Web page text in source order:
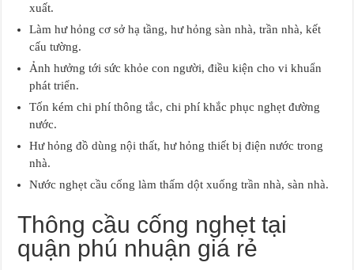
xuất.
Làm hư hỏng cơ sở hạ tầng, hư hỏng sàn nhà, trần nhà, kết
cấu tường.
Ảnh hưởng tới sức khỏe con người, điều kiện cho vi khuẩn
phát triển.
Tốn kém chi phí thông tắc, chi phí khắc phục nghẹt đường
nước.
Hư hỏng đồ dùng nội thất, hư hỏng thiết bị điện nước trong
nhà.
Nước nghẹt cầu cống làm thấm dột xuống trần nhà, sàn nhà.
Thông cầu cống nghẹt tại
quận phú nhuận giá rẻ